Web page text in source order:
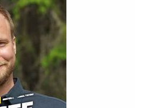
ny bild av livet i förenta
än någonsin tidigare.